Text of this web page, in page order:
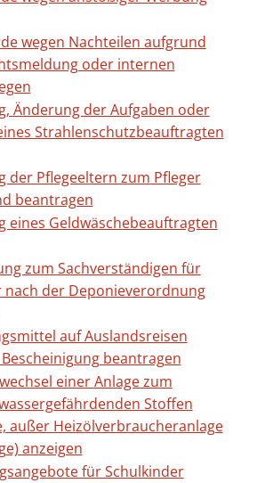
wegen Nachteilen aufgrund
oder internen
Änderung der Aufgaben oder
Strahlenschutzbeauftragten
der Pflegeeltern zum Pfleger
beantragen
eines Geldwäschebeauftragten
zum Sachverständigen für
nach der Deponieverordnung
auf Auslandsreisen
beantragen
einer Anlage zum
Stoffen
außer Heizölverbraucheranlage
anzeigen
für Schulkinder